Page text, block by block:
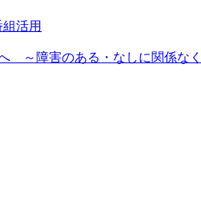
活用
～障害のある・なしに関係な